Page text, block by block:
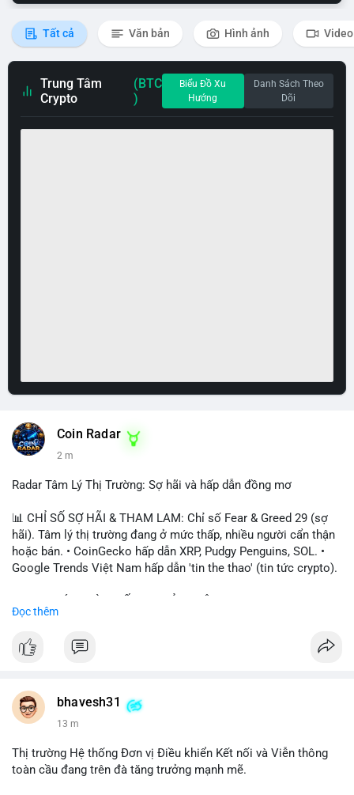
Tất cả Văn bản Hình ảnh Video
Trung Tâm
Crypto
(BTC
)
Biểu Đồ Xu
Hướng
Danh Sách Theo
Dõi
Coin Radar
2 m
Radar Tâm Lý Thị Trường: Sợ hãi và hấp dẫn đồng mơ
📊 CHỈ SỐ SỢ HÃI & THAM LAM: Chỉ số Fear & Greed 29 (sợ
hãi). Tâm lý thị trường đang ở mức thấp, nhiều người cẩn thận
hoặc bán. • CoinGecko hấp dẫn XRP, Pudgy Penguins, SOL. •
Google Trends Việt Nam hấp dẫn 'tin the thao' (tin tức crypto).
ONDO, CASHCAT. • Chủ đề 'tô thị ty na' (tỷ giá) và 'giao thông'
BTC breakout và lệnh long/short.
định crypto là 'vấn đề lớn' giúp giảm áp lực USD. • Binance hỗ
trợ cổ phiếu Apple/IBM. • Bài đăng hấp dẫn về $HFT, $SKYAI,
💡 NHẬN ĐỊNH & KHUYẾN NGHỊ: Tâm lý thị trường đang phân
Đọc thêm
bhavesh31
13 m
Thị trường Hệ thống Đơn vị Điều khiển Kết nối và Viễn thông
toàn cầu đang trên đà tăng trưởng mạnh mẽ.